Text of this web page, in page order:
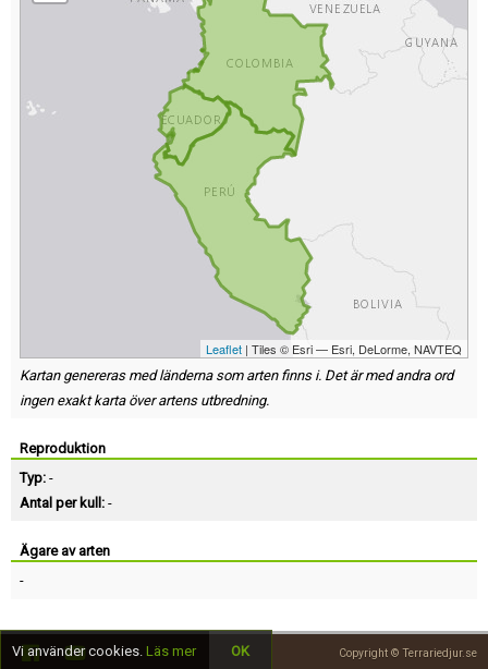
Leaflet | Tiles © Esri — Esri, DeLorme, NAVTEQ
Kartan genereras med länderna som arten finns i. Det är med andra ord
ingen exakt karta över artens utbredning.
Reproduktion
Typ: -
Antal per kull: -
Ägare av arten
-
Copyright © Terrariedjur.se
Vi använder cookies. Läs mer OK